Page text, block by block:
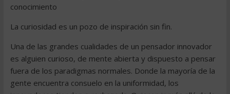
conocimiento
La curiosidad es un pozo de inspiración sin fin.
Una de las grandes cualidades de un pensador innovador
es alguien curioso, de mente abierta y dispuesto a pensar
fuera de los paradigmas normales. Donde la mayoría de la
gente encuentra consuelo en la uniformidad, los